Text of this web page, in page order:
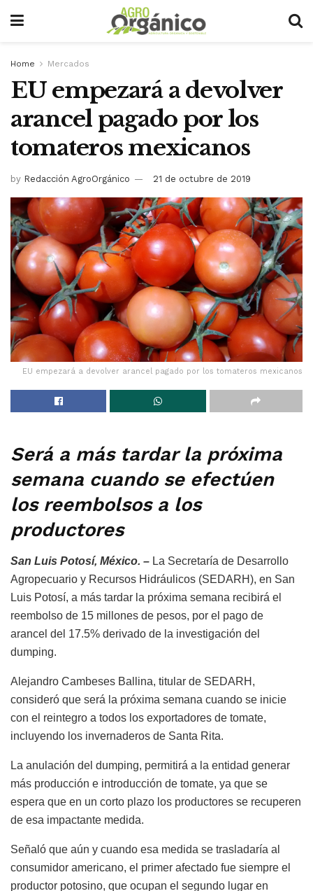
Home Mercados
EU empezará a devolver
arancel pagado por los
tomateros mexicanos
by Redacción AgroOrgánico 21 de octubre de 2019
EU empezará a devolver arancel pagado por los tomateros mexicanos
Será a más tardar la próxima
semana cuando se efectúen
los reembolsos a los
productores
San Luis Potosí, México. – La Secretaría de Desarrollo
Agropecuario y Recursos Hidráulicos (SEDARH), en San
Luis Potosí, a más tardar la próxima semana recibirá el
reembolso de 15 millones de pesos, por el pago de
arancel del 17.5% derivado de la investigación del
dumping.
Alejandro Cambeses Ballina, titular de SEDARH,
consideró que será la próxima semana cuando se inicie
con el reintegro a todos los exportadores de tomate,
incluyendo los invernaderos de Santa Rita.
La anulación del dumping, permitirá a la entidad generar
más producción e introducción de tomate, ya que se
espera que en un corto plazo los productores se recuperen
de esa impactante medida.
Señaló que aún y cuando esa medida se trasladaría al
consumidor americano, el primer afectado fue siempre el
productor potosino, que ocupan el segundo lugar en